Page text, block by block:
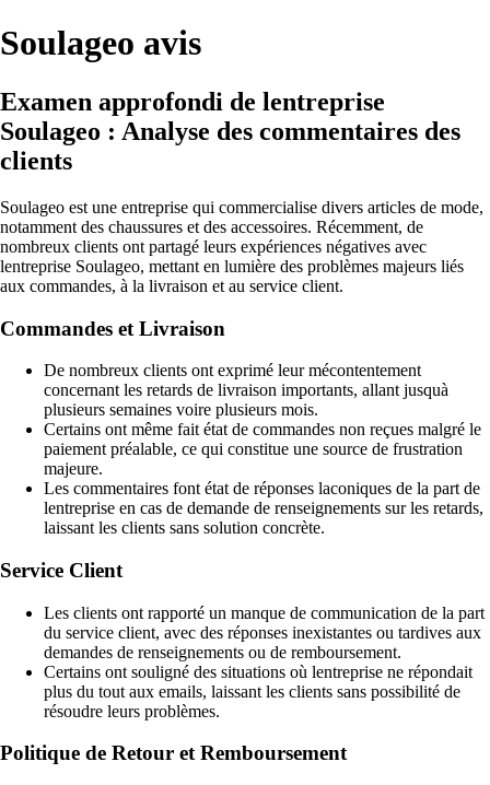
Soulageo avis
Examen approfondi de lentreprise
Soulageo : Analyse des commentaires des
clients
Soulageo est une entreprise qui commercialise divers articles de mode,
notamment des chaussures et des accessoires. Récemment, de
nombreux clients ont partagé leurs expériences négatives avec
lentreprise Soulageo, mettant en lumière des problèmes majeurs liés
aux commandes, à la livraison et au service client.
Commandes et Livraison
De nombreux clients ont exprimé leur mécontentement
concernant les retards de livraison importants, allant jusquà
plusieurs semaines voire plusieurs mois.
Certains ont même fait état de commandes non reçues malgré le
paiement préalable, ce qui constitue une source de frustration
majeure.
Les commentaires font état de réponses laconiques de la part de
lentreprise en cas de demande de renseignements sur les retards,
laissant les clients sans solution concrète.
Service Client
Les clients ont rapporté un manque de communication de la part
du service client, avec des réponses inexistantes ou tardives aux
demandes de renseignements ou de remboursement.
Certains ont souligné des situations où lentreprise ne répondait
plus du tout aux emails, laissant les clients sans possibilité de
résoudre leurs problèmes.
Politique de Retour et Remboursement